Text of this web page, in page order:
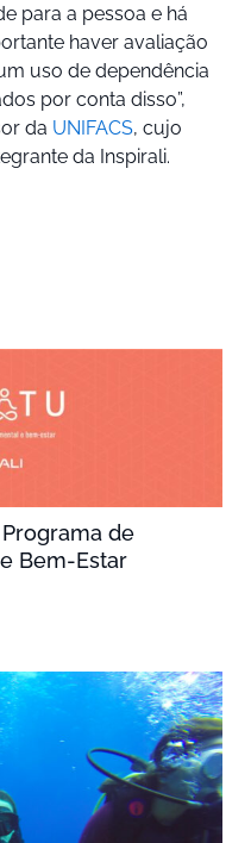
para a pessoa e há
haver avaliação
uso de dependência
por conta disso”,
da UNIFACS, cujo
da Inspirali.
Programa de
Bem-Estar